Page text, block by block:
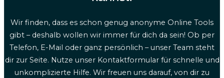
Wir finden, dass es schon genug anonyme Online Tools
gibt – deshalb wollen wir immer für dich da sein! Ob per
Telefon, E-Mail oder ganz persönlich – unser Team steht
dir zur Seite. Nutze unser Kontaktformular für schnelle und
unkomplizierte Hilfe. Wir freuen uns darauf, von dir zu